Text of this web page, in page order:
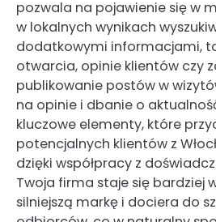
pozwala na pojawienie się w
w lokalnych wynikach
dodatkowymi informacjami,
otwarcia, opinie klientów czy
publikowanie postów w
na opinie i dbanie o
kluczowe elementy, które
potencjalnych klientów z
dzięki współpracy z
Twoja firma staje się bardziej
silniejszą markę i dociera do